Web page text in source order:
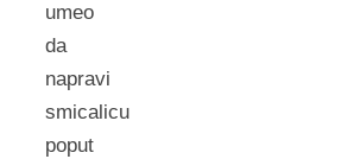
umeo
da
napravi
smicalicu
poput